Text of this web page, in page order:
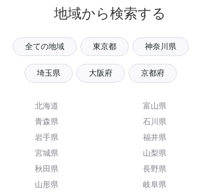
地域から検索する
全ての地域 東京都 神奈川県
埼玉県 大阪府 京都府
北海道
青森県
岩手県
宮城県
秋田県
山形県
富山県
石川県
福井県
山梨県
長野県
岐阜県